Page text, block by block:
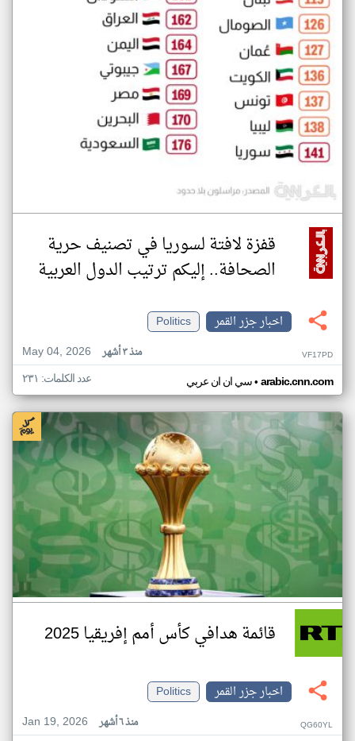
قفزة لافتة لسوريا في تصنيف حرية
الصحافة.. إليكم ترتيب الدول العربية
اخبار جزر القمر
Politics
May 04, 2026
منذ ٣ أشهر VF17PD
سي ان ان عربي• arabic.cnn.com عدد الكلمات: ٢٣١
قائمة هدافي كأس أمم إفريقيا 2025
اخبار جزر القمر
Politics
Jan 19, 2026
منذ ٦ أشهر QG60YL